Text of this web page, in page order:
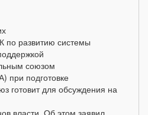
по развитию системы
союзом
при подготовке
готовит для обсуждения на